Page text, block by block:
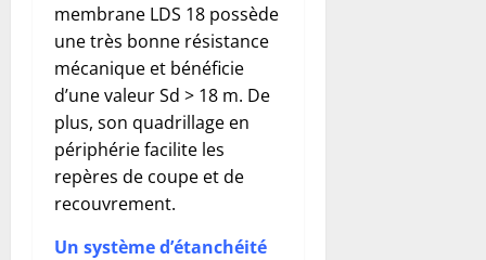
membrane LDS 18 possède
une très bonne résistance
mécanique et bénéficie
d’une valeur Sd > 18 m. De
plus, son quadrillage en
périphérie facilite les
repères de coupe et de
recouvrement.
Un système d’étanchéité